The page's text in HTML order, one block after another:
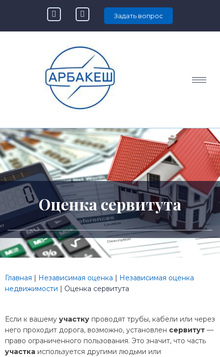
Задать вопрос
Оценка сервитута
Главная | Независимая оценка | Независимая оценка
недвижимости | Оценка сервитута
Если к вашему участку проводят трубы, кабели или через
него проходит дорога, возможно, установлен сервитут —
право ограниченного пользования. Это значит, что часть
участка используется другими людьми или